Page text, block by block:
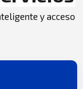
y acceso